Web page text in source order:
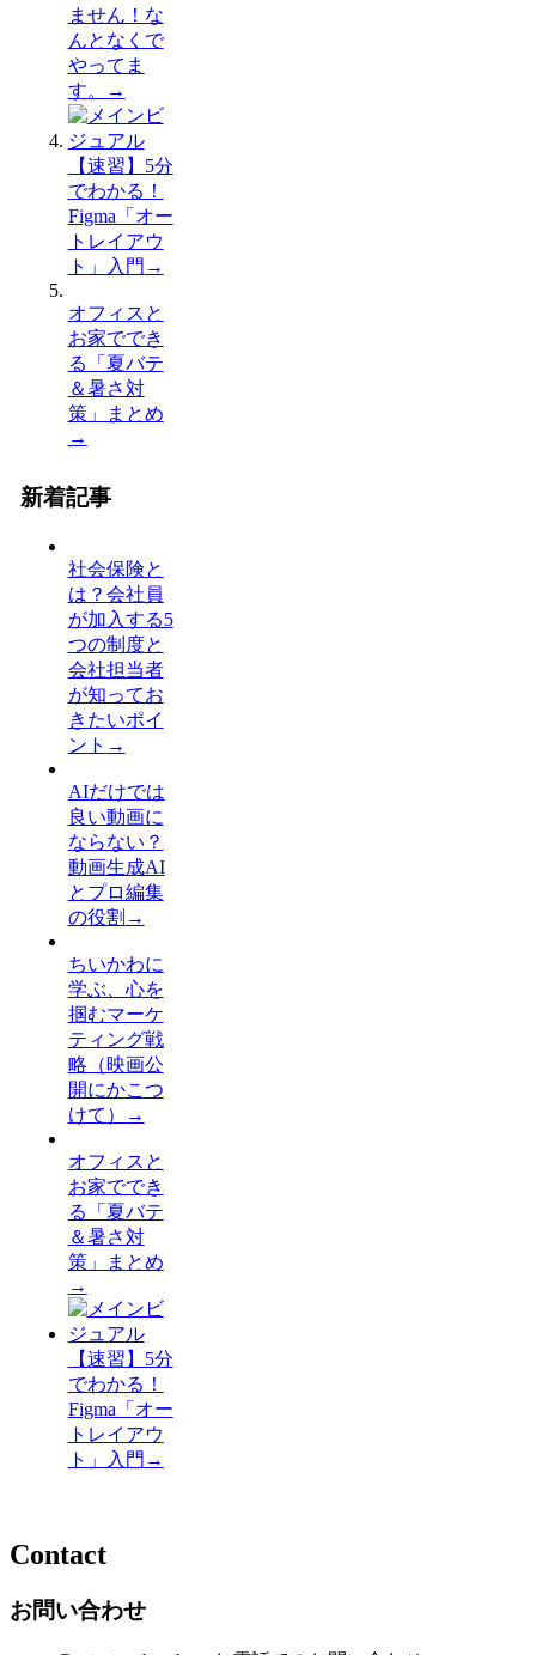
ません！な
んとなくで
やってま
す。
→
【速習】5分
でわかる！
Figma「オー
トレイアウ
ト」入門 →
オフィスと
お家ででき
る「夏バテ
＆暑さ対
策」まとめ
→
新着記事
社会保険と
は？会社員
が加入する5
つの制度と
会社担当者
が知ってお
きたいポイ
ント →
AIだけでは
良い動画に
ならない？
動画生成AI
とプロ編集
の役割 →
ちいかわに
学ぶ、心を
掴むマーケ
ティング戦
略（映画公
開にかこつ
けて）
→
オフィスと
お家ででき
る「夏バテ
＆暑さ対
策」まとめ
→
【速習】5分
でわかる！
Figma「オー
トレイアウ
ト」入門 →
Contact
お問い合わせ